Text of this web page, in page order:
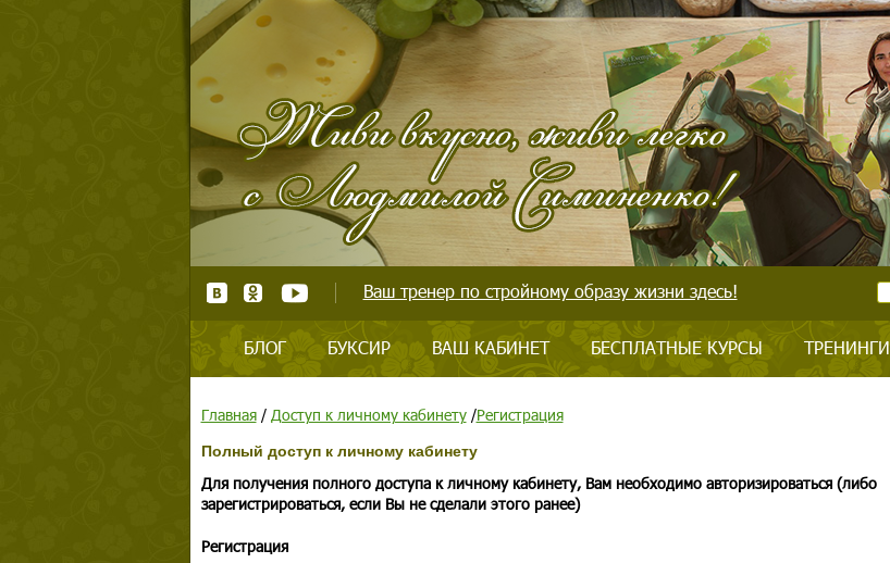
Ваш тренер по стройному образу жизни здесь!
БЛОГ БУКСИР ВАШ КАБИНЕТ БЕСПЛАТНЫЕ КУРСЫ ТРЕНИНГИ
Главная/ Доступ к личному кабинету/Регистрация
Полный доступ к личному кабинету
Для получения полного доступа к личному кабинету, Вам необходимо авторизироваться (либо
зарегистрироваться, если Вы не сделали этого ранее)
Регистрация